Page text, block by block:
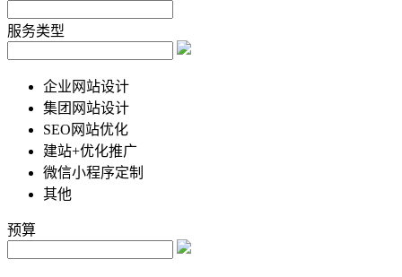
服务类型
企业网站设计
集团网站设计
SEO网站优化
建站+优化推广
微信小程序定制
其他
预算